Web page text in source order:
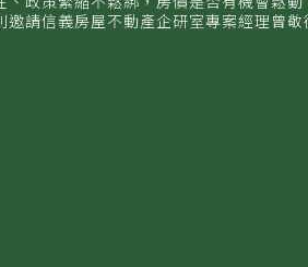
請信義房屋不動產企研室專案經理曾敬